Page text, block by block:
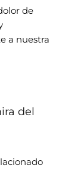
de
a nuestra
del